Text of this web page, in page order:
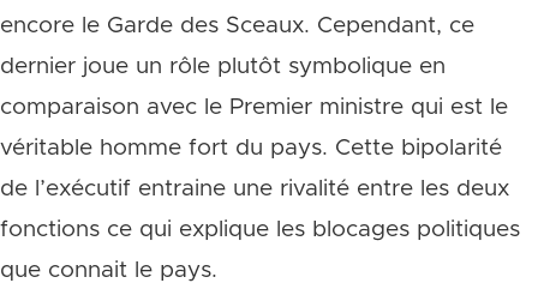
encore le Garde des Sceaux. Cependant, ce
dernier joue un rôle plutôt symbolique en
comparaison avec le Premier ministre qui est le
véritable homme fort du pays. Cette bipolarité
de l’exécutif entraine une rivalité entre les deux
fonctions ce qui explique les blocages politiques
que connait le pays.